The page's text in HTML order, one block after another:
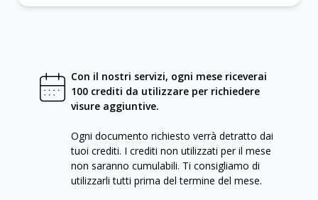
Con il nostri servizi, ogni mese riceverai
100 crediti da utilizzare per richiedere
visure aggiuntive.
Ogni documento richiesto verrà detratto dai
tuoi crediti. I crediti non utilizzati per il mese
non saranno cumulabili. Ti consigliamo di
utilizzarli tutti prima del termine del mese.